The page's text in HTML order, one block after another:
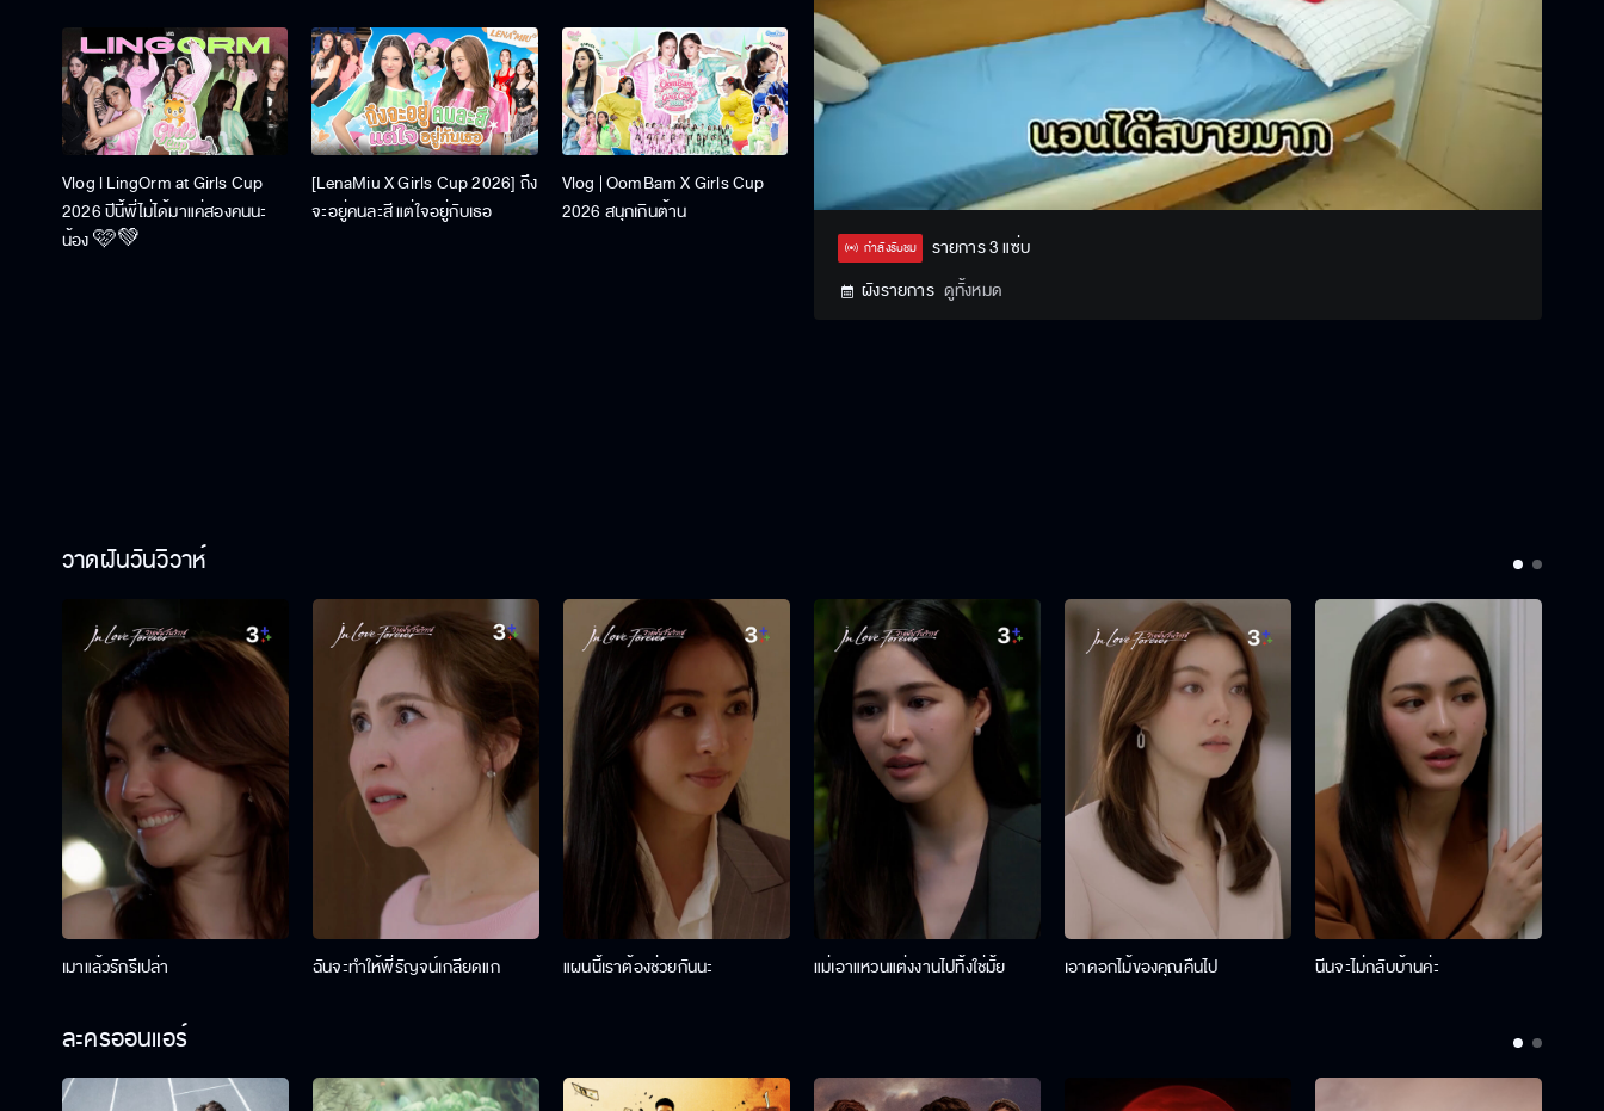
Vlog l LingOrm at Girls Cup
2026 ปีนี้พี่ไม่ได้มาแค่สองคนนะ
น้อง 🩷💚
[LenaMiu X Girls Cup 2026] ถึง
จะอยู่คนละสี แต่ใจอยู่กับเธอ
Vlog | OomBam X Girls Cup
2026 สนุกเกินต้าน
UnmuteStream
Type
Settings
กำลังรับชม
รายการ 3 แซ่บ
ผังรายการ ดูทั้งหมด
วาดฝันวันวิวาห์
เมาแล้วรักรึเปล่า ฉันจะทำให้พี่รัญจน์เกลียดแก แผนนี้เราต้องช่วยกันนะ แม่เอาแหวนแต่งงานไปทิ้งใช่มั้ย เอาดอกไม้ของคุณคืนไป นีนจะไม่กลับบ้านค่ะ
ละครออนแอร์